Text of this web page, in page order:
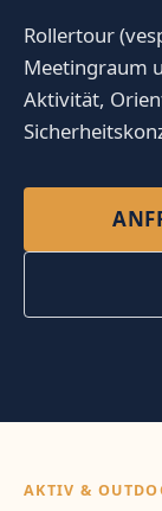
Rollertour
Meetingraum
Aktivität,
AKTIV &